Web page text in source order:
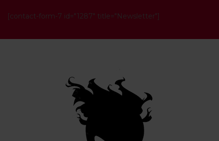
[contact-form-7 id="1287" title="Newsletter"]